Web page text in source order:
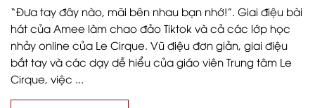
“Đưa tay đây nào, mãi bên nhau bạn nhớ!”. Giai điệu bài
hát của Amee làm chao đảo Tiktok và cả các lớp học
nhảy online của Le Cirque. Vũ điệu đơn giản, giai điệu
bắt tay và các dạy dễ hiểu của giáo viên Trung tâm Le
Cirque, việc ...